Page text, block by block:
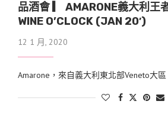
品酒會 ▎ AMARONE義大利王
WINE O’CLOCK (JAN 20′)
12 1 月, 2020
Amarone，來自義大利東北部Veneto大